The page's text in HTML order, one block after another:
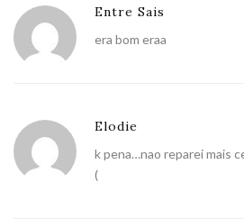
Entre Sais
era bom eraa
Elodie
k pena…nao reparei mais
(